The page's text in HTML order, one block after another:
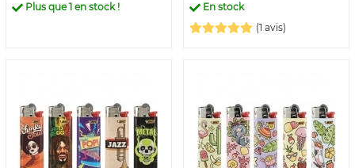
Plus que1 en stock !
En stock
(1 avis)